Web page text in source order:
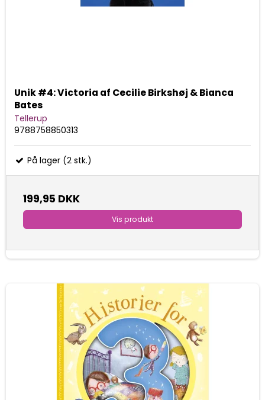
Unik #4: Victoria af Cecilie Birkshøj & Bianca
Bates
Tellerup
9788758850313
På lager (2 stk.)
199,95 DKK
Vis produkt